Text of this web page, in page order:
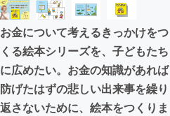
ビジネス・起業
まちづくり・地域活性
CAMPFIRE for Social Good
CAMPFIREふるさと納税
お金について考えるきっかけをつ
くる絵本シリーズを、子どもたち
に広めたい。お金の知識があれば
防げたはずの悲しい出来事を繰り
返さないために、絵本をつくりま